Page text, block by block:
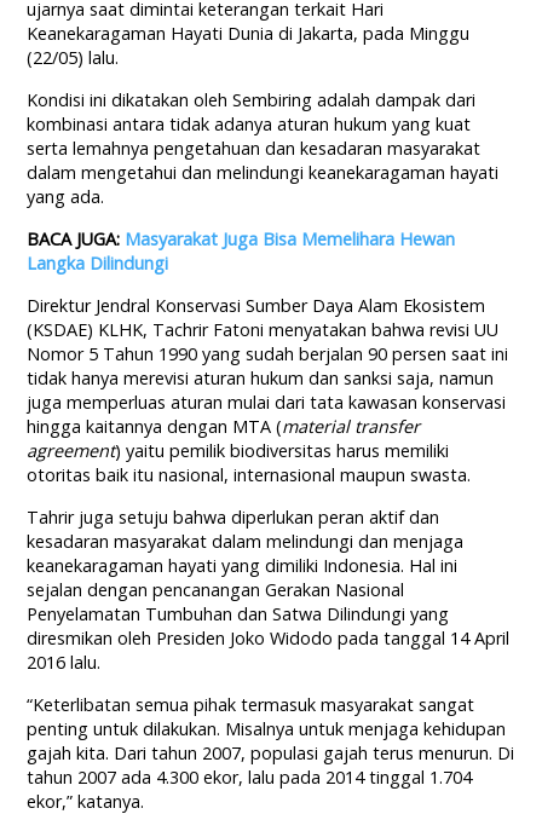
ujarnya saat dimintai keterangan terkait Hari
Keanekaragaman Hayati Dunia di Jakarta, pada Minggu
(22/05) lalu.
Kondisi ini dikatakan oleh Sembiring adalah dampak dari
kombinasi antara tidak adanya aturan hukum yang kuat
serta lemahnya pengetahuan dan kesadaran masyarakat
dalam mengetahui dan melindungi keanekaragaman hayati
yang ada.
BACA JUGA: Masyarakat Juga Bisa Memelihara Hewan
Langka Dilindungi
Direktur Jendral Konservasi Sumber Daya Alam Ekosistem
(KSDAE) KLHK, Tachrir Fatoni menyatakan bahwa revisi UU
Nomor 5 Tahun 1990 yang sudah berjalan 90 persen saat ini
tidak hanya merevisi aturan hukum dan sanksi saja, namun
juga memperluas aturan mulai dari tata kawasan konservasi
hingga kaitannya dengan MTA (material transfer
agreement) yaitu pemilik biodiversitas harus memiliki
otoritas baik itu nasional, internasional maupun swasta.
Tahrir juga setuju bahwa diperlukan peran aktif dan
kesadaran masyarakat dalam melindungi dan menjaga
keanekaragaman hayati yang dimiliki Indonesia. Hal ini
sejalan dengan pencanangan Gerakan Nasional
Penyelamatan Tumbuhan dan Satwa Dilindungi yang
diresmikan oleh Presiden Joko Widodo pada tanggal 14 April
2016 lalu.
“Keterlibatan semua pihak termasuk masyarakat sangat
penting untuk dilakukan. Misalnya untuk menjaga kehidupan
gajah kita. Dari tahun 2007, populasi gajah terus menurun. Di
tahun 2007 ada 4.300 ekor, lalu pada 2014 tinggal 1.704
ekor,” katanya.